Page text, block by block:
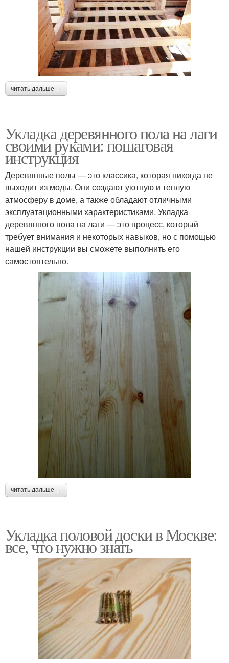
читать дальше →
Укладка деревянного пола на лаги
своими руками: пошаговая
инструкция
Деревянные полы — это классика, которая никогда не
выходит из моды. Они создают уютную и теплую
атмосферу в доме, а также обладают отличными
эксплуатационными характеристиками. Укладка
деревянного пола на лаги — это процесс, который
требует внимания и некоторых навыков, но с помощью
нашей инструкции вы сможете выполнить его
самостоятельно.
читать дальше →
Укладка половой доски в Москве:
все, что нужно знать